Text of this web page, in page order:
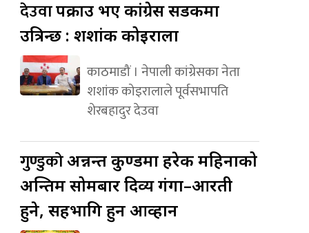
देउवापक्राउ भए कांग्रेस सडकमा
उत्रिन्छ : शशांक कोइराला
काठमाडौं । नेपाली कांग्रेसका नेता
शशांक कोइरालाले पूर्वसभापति
शेरबहादुर देउवा
गुण्डुकोअन्नन्त कुण्डमा हरेक महिनाको
अन्तिम सोमबार दिव्य गंगा–आरती
हुने, सहभागि हुन आव्हान